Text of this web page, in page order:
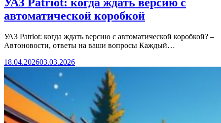
автоматической коробкой
УАЗ Patriot: когда ждать версию с автоматической коробкой? –
Автоновости, ответы на ваши вопросы Каждый…
18.04.202603.03.2026